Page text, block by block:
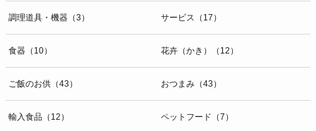
調理道具・機器（3） サービス（17）
食器（10） 花卉（かき）（12）
ご飯のお供（43） おつまみ（43）
輸入食品（12） ペットフード（7）